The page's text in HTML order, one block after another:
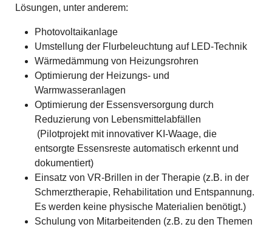
Lösungen, unter anderem:
Photovoltaikanlage
Umstellung der Flurbeleuchtung auf LED-Technik
Wärmedämmung von Heizungsrohren
Optimierung der Heizungs- und
Warmwasseranlagen
Optimierung der Essensversorgung durch
Reduzierung von Lebensmittelabfällen
(Pilotprojekt mit innovativer KI-Waage, die
entsorgte Essensreste automatisch erkennt und
dokumentiert)
Einsatz von VR-Brillen in der Therapie (z.B. in der
Schmerztherapie, Rehabilitation und Entspannung.
Es werden keine physische Materialien benötigt.)
Schulung von Mitarbeitenden (z.B. zu den Themen